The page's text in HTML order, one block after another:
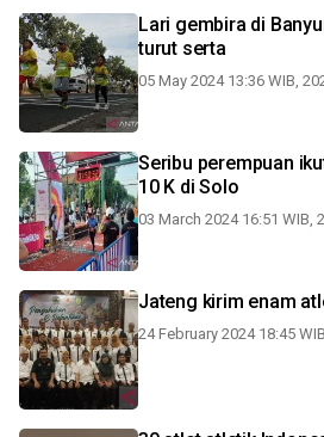
Lari gembira di
turut serta
05 May 2024 13:36 WIB,
Seribu perempuan
10 K di Solo
03 March 2024 16:51 WIB,
Jateng kirim enam
24 February 2024 18:45